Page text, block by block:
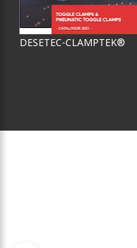
DESETEC-CLAMPTEK®